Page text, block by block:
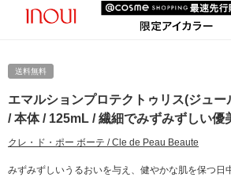
送料無料
エマルションプロテクトゥリス(ジュー
/ 本体 / 125mL / 繊細でみずみずしい優
クレ・ド・ポー ボーテ / Cle de Peau Beaute
みずみずしいうるおいを与え、健やかな肌を保つ日